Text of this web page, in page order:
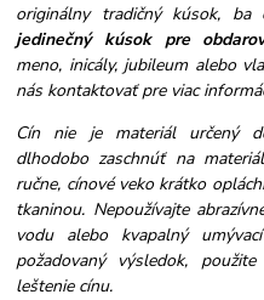
originálny tradičný kúsok, ba
jedinečný kúsok pre
meno, inicály, jubileum alebo
nás kontaktovať pre viac
Cín nie je materiál určený
dlhodobo zaschnúť na
ručne, cínové veko krátko
tkaninou. Nepoužívajte
vodu alebo kvapalný
požadovaný výsledok,
leštenie cínu.